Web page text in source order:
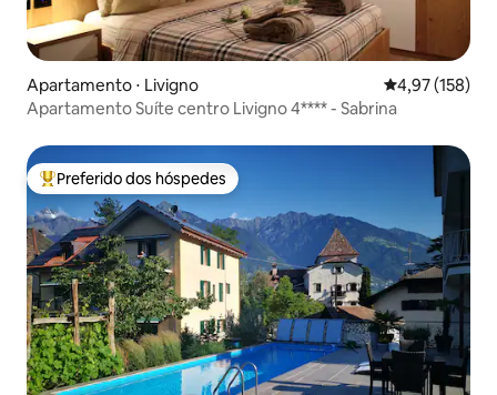
Apartamento ⋅ Livigno 4,97 de uma
4,97 (158)
Apartamento Suíte centro Livigno 4**** - Sabrina
Entre os melhores preferidos dos hóspedes
Preferido dos hóspedes